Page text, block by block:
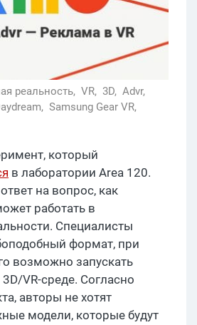
реальность, VR, 3D, Advr,
Samsung Gear VR,
который
в лаборатории Area 120.
на вопрос, как
работать в
Специалисты
формат, при
возможно запускать
VR-среде. Согласно
авторы не хотят
модели, которые будут